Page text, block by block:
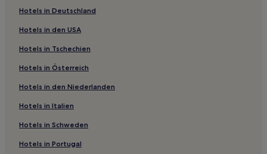
Hotels nahe Reefert Church
Glencree Hotels
Hotels nahe Woodenbridge Golf Club
Glenmalure Hotels
Macreddin Village Hotels
Hotels nahe Wicklow Golf Club
Wicklow: Hotels
Hollywood Hotels
Hotels in Deutschland
Hotels in den USA
Hotels in Tschechien
Hotels in Österreich
Hotels in den Niederlanden
Hotels in Italien
Hotels in Schweden
Hotels in Portugal